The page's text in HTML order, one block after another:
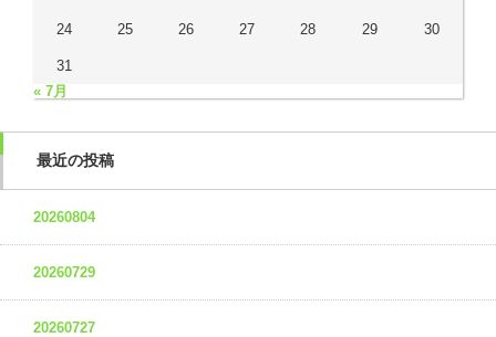
24 25 26 27 28 29 30
31
« 7月
最近の投稿
20260804
20260729
20260727